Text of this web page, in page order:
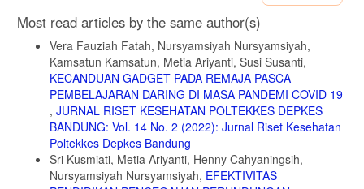
6. M R. Computer Vision Syndrome : A Review of Ocular Causes and
Potential Treatments. Opthalmic Physiol Opt J. 2011;31:502-515.
7. American Optometric Association. Ophthalmic & Physiological
Optics Journal. 2018. https://www.aoa.org/healthy-eyes/eye-and-
vision-conditions/computer-vision-syndrome
8. Ashadi K. Laporan Penelitian Analisis Pola Aktivitas Fisik
Mahasiswa S1 PKO FIO Unesa.; 2020.
9. Kemenkes RI. Hasil Riset Kesehatan Dasar Tahun 2018.; 2018.
Kementrian Kesehatan RI
Article
Details
Most read articles by the same author(s)
Vera Fauziah Fatah, Nursyamsiyah Nursyamsiyah,
Kamsatun Kamsatun, Metia Ariyanti, Susi Susanti,
KECANDUAN GADGET PADA REMAJA PASCA
PEMBELAJARAN DARING DI MASA PANDEMI COVID 19
, JURNAL RISET KESEHATAN POLTEKKES DEPKES
BANDUNG: Vol. 14 No. 2 (2022): Jurnal Riset Kesehatan
Poltekkes Depkes Bandung
Sri Kusmiati, Metia Ariyanti, Henny Cahyaningsih,
Nursyamsiyah Nursyamsiyah, EFEKTIVITAS